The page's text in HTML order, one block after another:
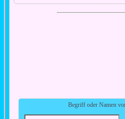
Begriff oder Namen